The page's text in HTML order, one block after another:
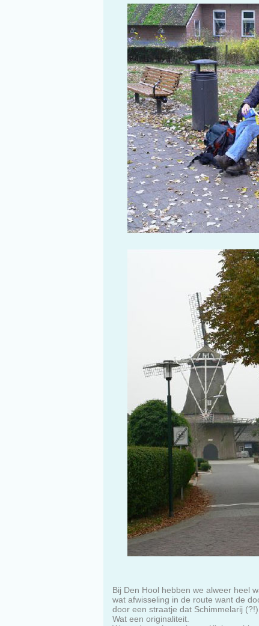
Bij Den Hool hebben we alweer heel
wat afwisseling in de route want de
door een straatje dat Schimmelarij
Wat een originaliteit.